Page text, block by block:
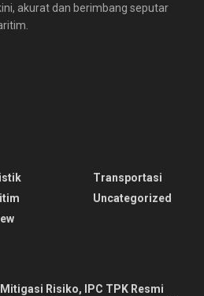
akurat dan berimbang seputar
Transportasi
Uncategorized
Risiko, IPC TPK Resmi